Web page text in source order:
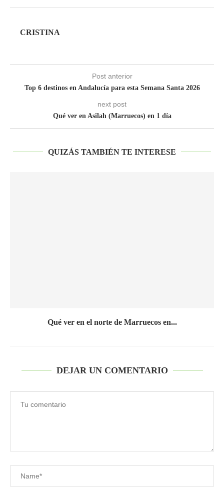
CRISTINA
Post anterior
Top 6 destinos en Andalucía para esta Semana Santa 2026
next post
Qué ver en Asilah (Marruecos) en 1 día
QUIZÁS TAMBIÉN TE INTERESE
Qué ver en el norte de Marruecos en...
DEJAR UN COMENTARIO